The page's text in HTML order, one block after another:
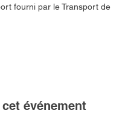
fourni par le Transport de
événement